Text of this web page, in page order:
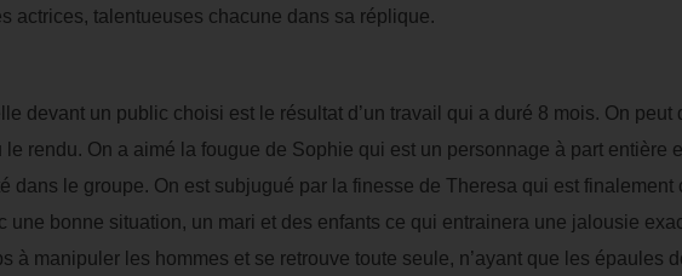
actrices, talentueuses chacune dans sa réplique.
devant un public choisi est le résultat d’un travail qui a duré 8 mois. On peut
rendu. On a aimé la fougue de Sophie qui est un personnage à part entière
dans le groupe. On est subjugué par la finesse de Theresa qui est finalement
une bonne situation, un mari et des enfants ce qui entrainera une jalousie
à manipuler les hommes et se retrouve toute seule, n’ayant que les épaules